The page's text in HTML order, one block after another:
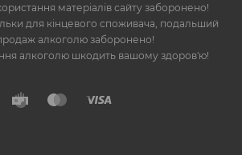
матеріалів сайту заборонено!
для кінцевого споживача, подальший
алкоголю заборонено!
алкоголю шкодить вашому здоров'ю!